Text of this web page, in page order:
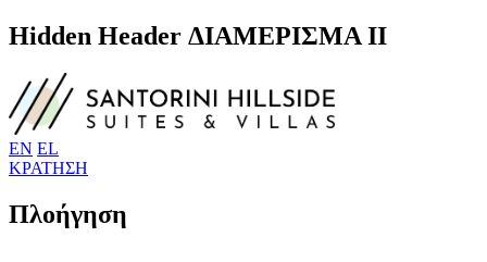
Hidden Header ΔΙΑΜΕΡΙΣΜΑ II
EN EL
ΚΡΑΤΗΣΗ
Πλοήγηση